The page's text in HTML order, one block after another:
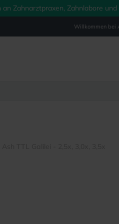
Zahnarztpraxen, Zahnlabore
Willkommen bei